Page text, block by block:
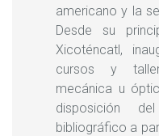
americano y la
Desde su
Xicoténcatl,
cursos y
mecánica u
disposición
bibliográfico a